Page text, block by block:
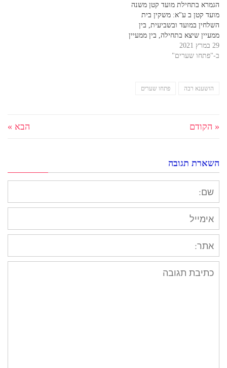
שמתייחסים…
הגמרא בתחילת מועד קטן משנה
מועד קטן ב ע"א: משקין בית
השלחין במועד ובשביעית, בין
ממעיין שיצא בתחילה, בין ממעיין
שלא יצא בתחילה... המשנה
אומרת, שמותר להשקות
יסוד ההיתר הוא, בפשטות,
29 במרץ 2021
ב-"פתחו שערים"
הושענא רבה פתחו שערים
« הקודם הבא »
השארת תגובה